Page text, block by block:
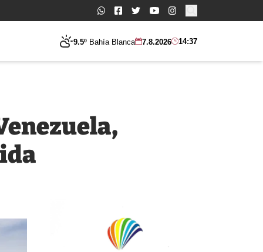
Buscar:
9.5º Bahía Blanca 7.8.2026 14:37